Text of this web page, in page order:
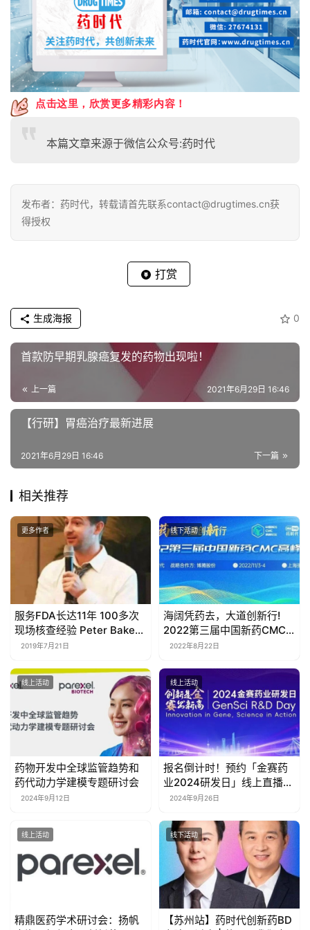
点击这里，欣赏更多精彩内容！
本篇文章来源于微信公众号:药时代
发布者：药时代，转载请首先联系contact@drugtimes.cn获
得授权
打赏
0
生成海报
首款防早期乳腺癌复发的药物出现啦！
上一篇 2021年6月29日 16:46
【行研】胃癌治疗最新进展
下一篇
2021年6月29日 16:46
相关推荐
更多作者
服务FDA长达11年 100多次
现场核查经验 Peter Baker
将重返中国 开班授课！
2019年7月21日
线下活动
海阔凭药去，大道创新行!
2022第三届中国新药CMC
高峰论坛与您再约上海！
2022年8月22日
线上活动
药物开发中全球监管趋势和
药代动力学建模专题研讨会
2024年9月12日
线上活动
报名倒计时！预约「金赛药
业2024研发日」线上直播，
金赛最新管线抢先看！
2024年9月26日
线上活动
精鼎医药学术研讨会：扬帆
线下活动
【苏州站】药时代创新药BD